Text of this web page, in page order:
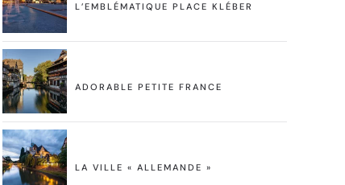
L’EMBLÉMATIQUE PLACE KLÉBER
ADORABLE PETITE FRANCE
LA VILLE « ALLEMANDE »